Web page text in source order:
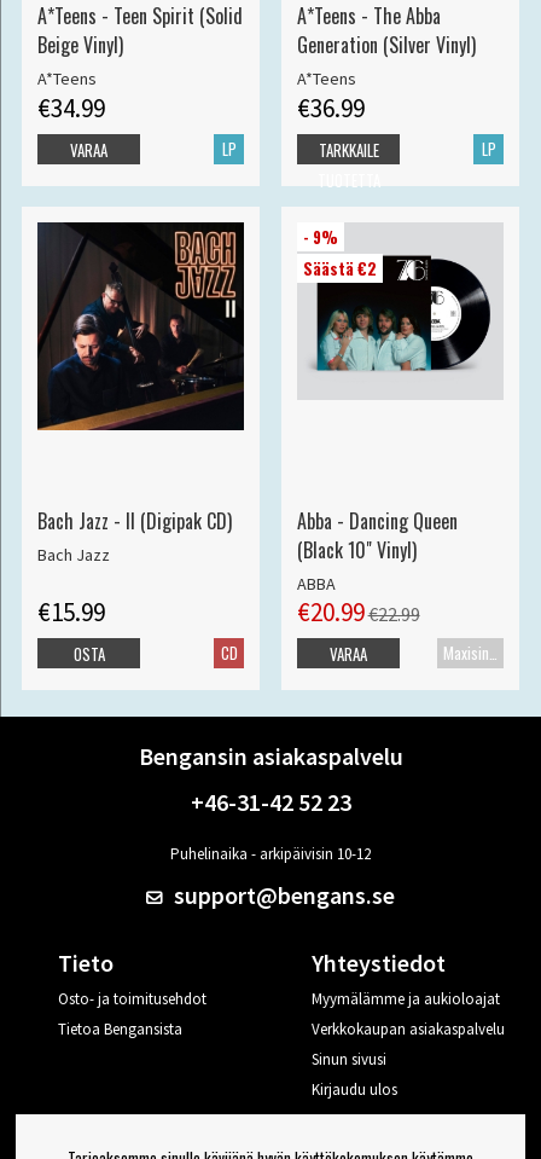
A*Teens - Teen Spirit (Solid
Beige Vinyl)
A*Teens
€34.99
LP
VARAA
A*Teens - The Abba
Generation (Silver Vinyl)
A*Teens
€36.99
LP
TARKKAILE
Bach Jazz - II (Digipak CD)
Bach Jazz
€15.99
CD
OSTA
- 9%
Säästä €2
Abba - Dancing Queen
(Black 10" Vinyl)
ABBA
€20.99€22.99
Maxisingle
VARAA
Bengansin asiakaspalvelu
+46-31-42 52 23
Puhelinaika - arkipäivisin 10-12
support@bengans.se
Tieto
Osto- ja toimitusehdot
Tietoa Bengansista
Yhteystiedot
Myymälämme ja aukioloajat
Verkkokaupan asiakaspalvelu
Sinun sivusi
Kirjaudu ulos
Haluan vinkkejä Bengansilta